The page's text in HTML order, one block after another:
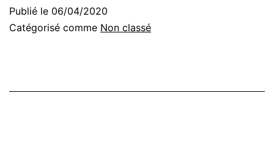
Publié le 06/04/2020
Catégorisé comme Non classé